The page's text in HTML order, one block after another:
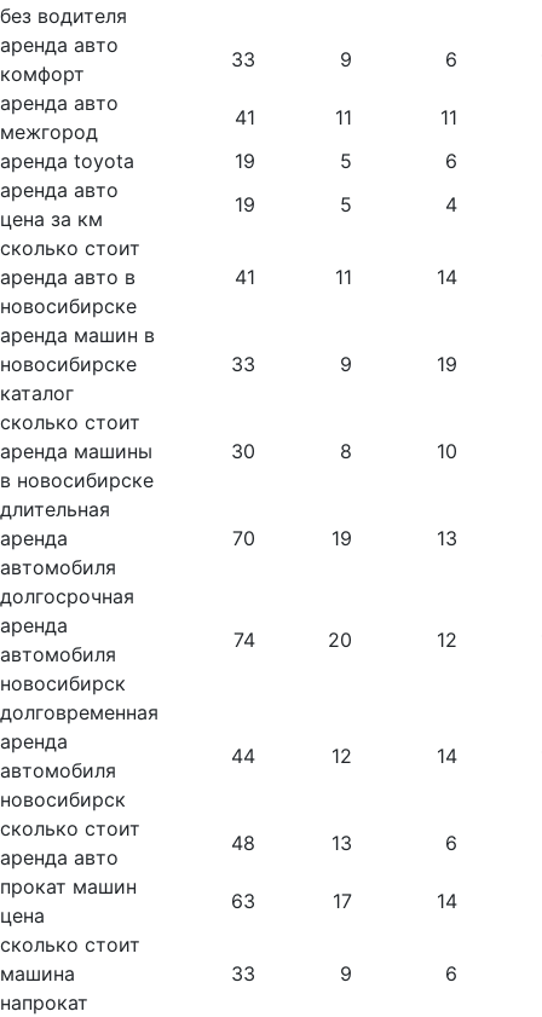
без водителя
аренда авто
комфорт
33 9 6
аренда авто
межгород
41 11
11
аренда toyota
19 5
6
аренда авто
цена за км
19 5
4
сколько стоит
аренда авто в
новосибирске
41 11 14
аренда машин в
новосибирске
каталог
33 9 19
сколько стоит
аренда машины
в новосибирске
30 8 10
длительная
аренда
автомобиля
70 19 13
долгосрочная
аренда
автомобиля
новосибирск
74 20 12
долговременная
аренда
автомобиля
новосибирск
44 12 14
сколько стоит
аренда авто
48 13
6
прокат машин
цена
63 17
14
сколько стоит
машина
напрокат
33 9 6